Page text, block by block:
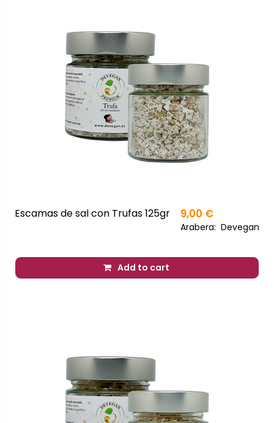
Escamas de sal con Trufas 125gr 9,00 €
Arabera: Devegan
Add to cart